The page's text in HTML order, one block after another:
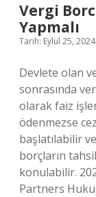
Vergi
Yapmalı
Tarih: Eylül 25, 2024
Devlete olan
sonrasında
olarak faiz
ödenmezse
başlatılabilir
borçların
konulabilir.
Partners